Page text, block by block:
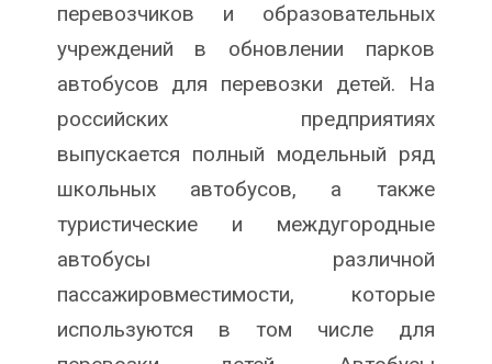
перевозчиков и образовательных
учреждений в обновлении парков
автобусов для перевозки детей. На
российских предприятиях
выпускается полный модельный ряд
школьных автобусов, а также
туристические и междугородные
автобусы различной
пассажировместимости, которые
используются в том числе для